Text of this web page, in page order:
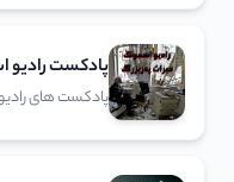
پادکست رادیو
پدربزرگ
پادکست های